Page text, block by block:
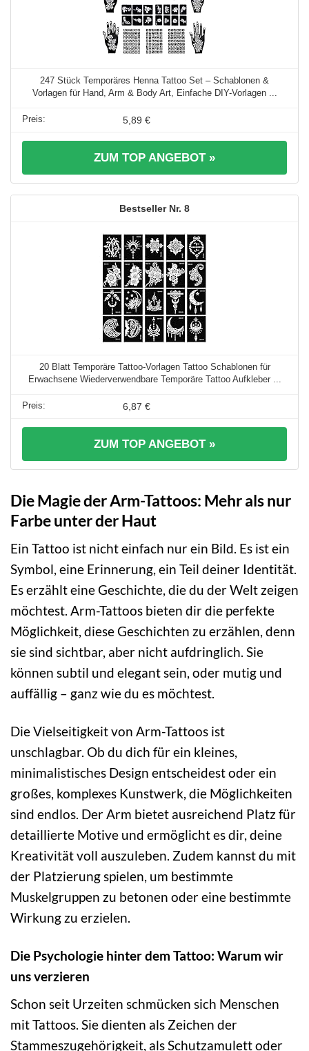
247 Stück Temporäres Henna Tattoo Set – Schablonen &
Vorlagen für Hand, Arm & Body Art, Einfache DIY-Vorlagen ...
5,89 €
ZUM TOP ANGEBOT »
8
20 Blatt Temporäre Tattoo-Vorlagen Tattoo Schablonen für
Erwachsene Wiederverwendbare Temporäre Tattoo Aufkleber ...
6,87 €
ZUM TOP ANGEBOT »
Die Magie der Arm-Tattoos: Mehr als nur
Farbe unter der Haut
Ein Tattoo ist nicht einfach nur ein Bild. Es ist ein
Symbol, eine Erinnerung, ein Teil deiner Identität.
Es erzählt eine Geschichte, die du der Welt zeigen
möchtest. Arm-Tattoos bieten dir die perfekte
Möglichkeit, diese Geschichten zu erzählen, denn
sie sind sichtbar, aber nicht aufdringlich. Sie
können subtil und elegant sein, oder mutig und
auffällig – ganz wie du es möchtest.
Die Vielseitigkeit von Arm-Tattoos ist
unschlagbar. Ob du dich für ein kleines,
minimalistisches Design entscheidest oder ein
großes, komplexes Kunstwerk, die Möglichkeiten
sind endlos. Der Arm bietet ausreichend Platz für
detaillierte Motive und ermöglicht es dir, deine
Kreativität voll auszuleben. Zudem kannst du mit
der Platzierung spielen, um bestimmte
Muskelgruppen zu betonen oder eine bestimmte
Wirkung zu erzielen.
Die Psychologie hinter dem Tattoo: Warum wir
uns verzieren
Schon seit Urzeiten schmücken sich Menschen
mit Tattoos. Sie dienten als Zeichen der
Stammeszugehörigkeit, als Schutzamulett oder